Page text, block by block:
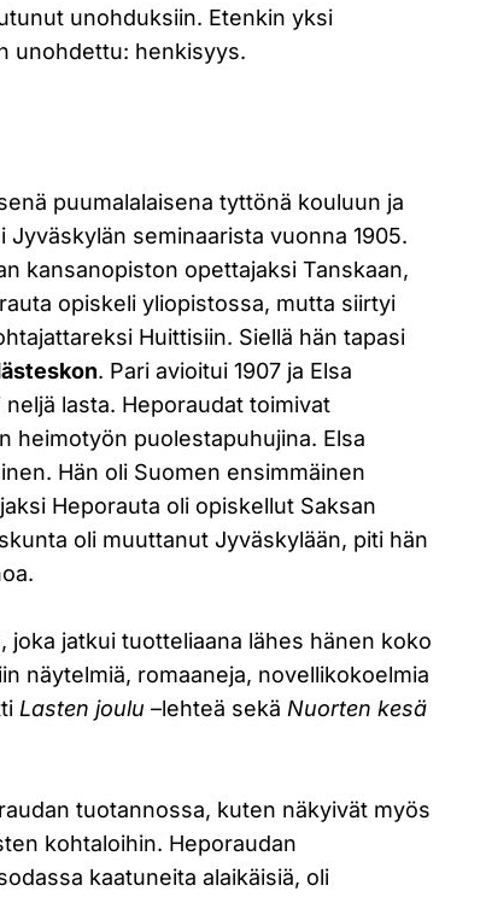
unohduksiin. Etenkin yksi
unohdettu: henkisyys.
puumalalaisena tyttönä kouluun ja
seminaarista vuonna 1905.
kansanopiston opettajaksi Tanskaan,
opiskeli yliopistossa, mutta siirtyi
Huittisiin. Siellä hän tapasi
. Pari avioitui 1907 ja Elsa
lasta. Heporaudat toimivat
heimotyön puolestapuhujina. Elsa
Hän oli Suomen ensimmäinen
Heporauta oli opiskellut Saksan
oli muuttanut Jyväskylään, piti hän
joka jatkui tuotteliaana lähes hänen koko
näytelmiä, romaaneja, novellikokoelmia
Lasten joulu –lehteä sekä Nuorten kesä
tuotannossa, kuten näkyivät myös
kohtaloihin. Heporaudan
kaatuneita alaikäisiä, oli